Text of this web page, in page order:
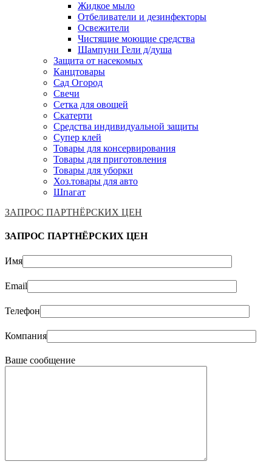
Жидкое мыло
Отбеливатели и дезинфекторы
Освежители
Чистящие моющие средства
Шампуни Гели д/душа
Защита от насекомых
Канцтовары
Сад Огород
Свечи
Сетка для овощей
Скатерти
Средства индивидуальной защиты
Супер клей
Товары для консервирования
Товары для приготовления
Товары для уборки
Хоз.товары для авто
Шпагат
ЗАПРОС ПАРТНЁРСКИХ ЦЕН
ЗАПРОС ПАРТНЁРСКИХ ЦЕН
Имя
Email
Телефон
Компания
Ваше сообщение